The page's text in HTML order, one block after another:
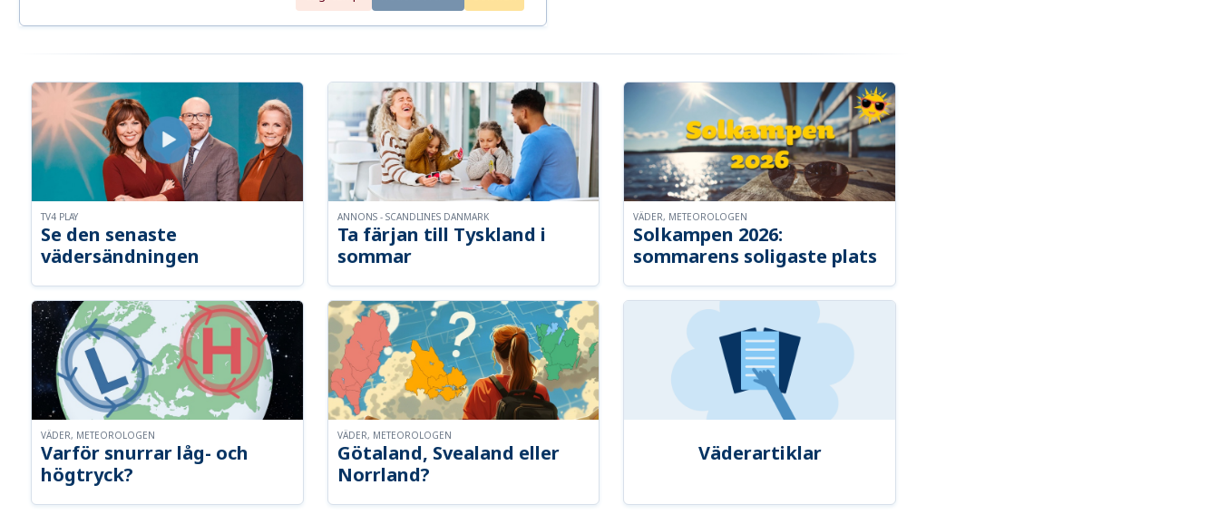
Se den senaste
vädersändningen
TV4 PLAY
Ta färjan till Tyskland i
sommar
ANNONS - SCANDLINES DANMARK
Solkampen 2026:
sommarens soligaste plats
VÄDER, METEOROLOGEN
Varför snurrar låg- och
högtryck?
VÄDER, METEOROLOGEN
Götaland, Svealand eller
Norrland?
VÄDER, METEOROLOGEN
Väderartiklar